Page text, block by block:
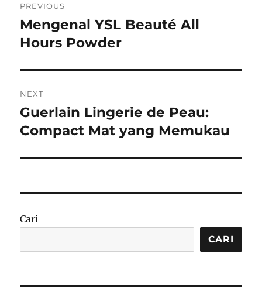
pos
PREVIOUS
Previous
post:
Mengenal YSL Beauté All
Hours Powder
NEXT
Next
post:
Guerlain Lingerie de Peau:
Compact Mat yang Memukau
Cari
CARI